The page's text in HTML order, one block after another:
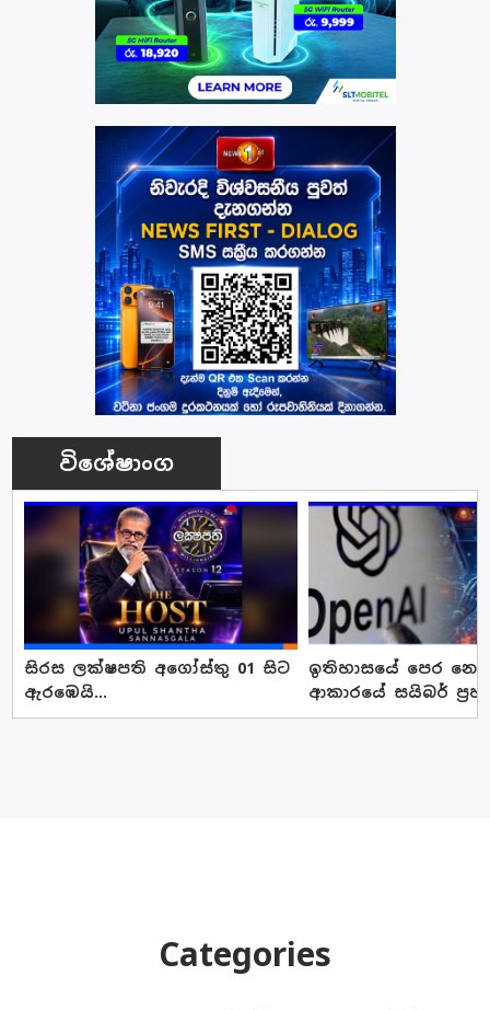
විශේෂාංග
සිරස ලක්ෂපති අගෝස්තු 01 සිට
ඇරඹෙයි...
ඉතිහාසයේ පෙර
ආකාරයේ සයිබර්
Categories